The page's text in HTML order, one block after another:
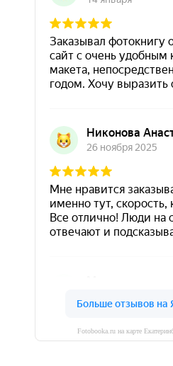
Fotobooka.ru на карте